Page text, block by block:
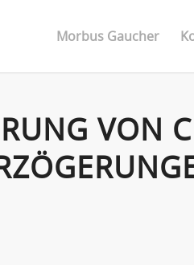
Morbus Gaucher
VON